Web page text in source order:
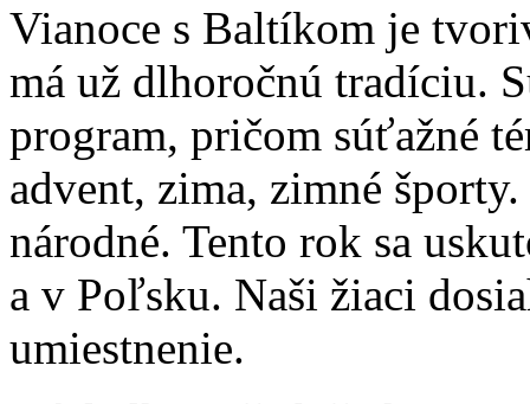
Vianoce s Baltíkom je
má už dlhoročnú tradíciu.
program, pričom súťažné
advent, zima, zimné
národné. Tento rok sa
a v Poľsku. Naši žiaci
umiestnenie.